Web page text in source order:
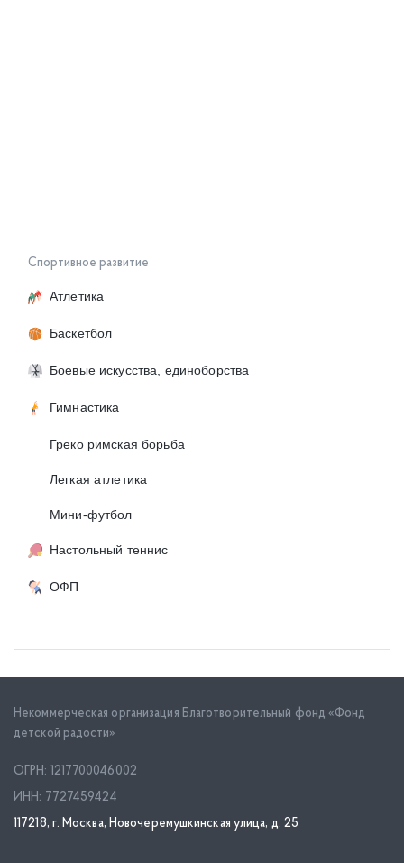
Спортивное развитие
Атлетика
Баскетбол
Боевые искусства, единоборства
Гимнастика
Греко римская борьба
Легкая атлетика
Мини-футбол
Настольный теннис
ОФП
Некоммерческая организация Благотворительный фонд «Фонд
детской радости»
ОГРН: 1217700046002
ИНН: 7727459424
117218, г. Москва, Новочеремушкинская улица, д. 25